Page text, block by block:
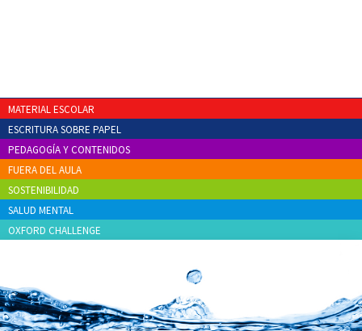
MATERIAL ESCOLAR
ESCRITURA SOBRE PAPEL
PEDAGOGÍA Y CONTENIDOS
FUERA DEL AULA
SOSTENIBILIDAD
SALUD MENTAL
OXFORD CHALLENGE